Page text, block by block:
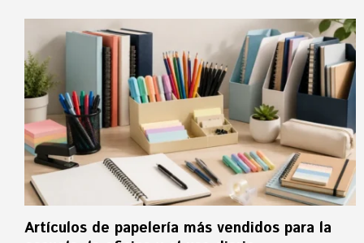
Artículos de papelería más vendidos para la